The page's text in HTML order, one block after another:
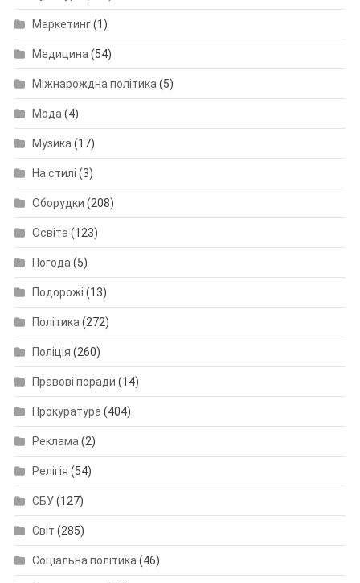
Маркетинг(1)
Медицина (54)
Міжнарождна політика (5)
Мода (4)
Музика (17)
На стилі (3)
Оборудки (208)
Освіта (123)
Погода (5)
Подорожі (13)
Політика (272)
Поліція (260)
Правові поради (14)
Прокуратура (404)
Реклама (2)
Релігія (54)
СБУ(127)
Світ (285)
Соціальна політика (46)